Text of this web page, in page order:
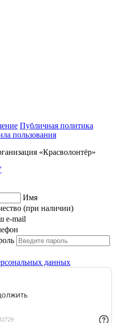
Публичная политика
пользования
«Красволонтёр»
Имя
(при наличии)
e-mail
данных